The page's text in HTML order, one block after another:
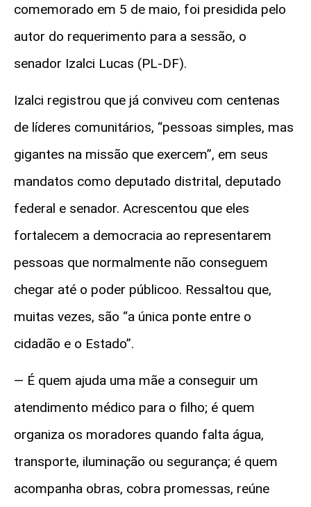
comemorado em 5 de maio, foi presidida pelo
autor do requerimento para a sessão, o
senador Izalci Lucas (PL-DF).
Izalci registrou que já conviveu com centenas
de líderes comunitários, “pessoas simples, mas
gigantes na missão que exercem”, em seus
mandatos como deputado distrital, deputado
federal e senador. Acrescentou que eles
fortalecem a democracia ao representarem
pessoas que normalmente não conseguem
chegar até o poder públicoo. Ressaltou que,
muitas vezes, são “a única ponte entre o
cidadão e o Estado”.
— É quem ajuda uma mãe a conseguir um
atendimento médico para o filho; é quem
organiza os moradores quando falta água,
transporte, iluminação ou segurança; é quem
acompanha obras, cobra promessas, reúne